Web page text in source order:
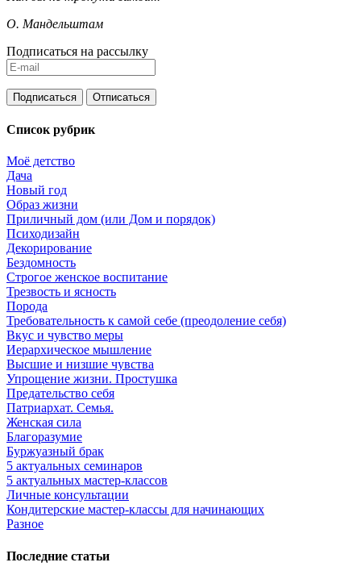
О. Мандельштам
Подписаться на рассылку
Список рубрик
Моё детство
Дача
Новый год
Образ жизни
Приличный дом (или Дом и порядок)
Психодизайн
Декорирование
Бездомность
Строгое женское воспитание
Трезвость и ясность
Порода
Требовательность к самой себе (преодоление себя)
Вкус и чувство меры
Иерархическое мышление
Высшие и низшие чувства
Упрощение жизни. Простушка
Предательство себя
Патриархат. Семья.
Женская сила
Благоразумие
Буржуазный брак
5 актуальных семинаров
5 актуальных мастер-классов
Личные консультации
Кондитерские мастер-классы для начинающих
Разное
Последние статьи